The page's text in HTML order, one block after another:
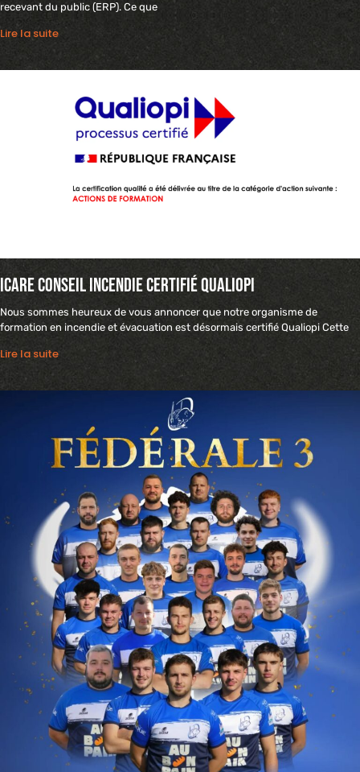
recevant du public (ERP). Ce que
Lire la suite
Icare conseil incendie certifié Qualiopi
Nous sommes heureux de vous annoncer que notre organisme de
formation en incendie et évacuation est désormais certifié Qualiopi Cette
Lire la suite